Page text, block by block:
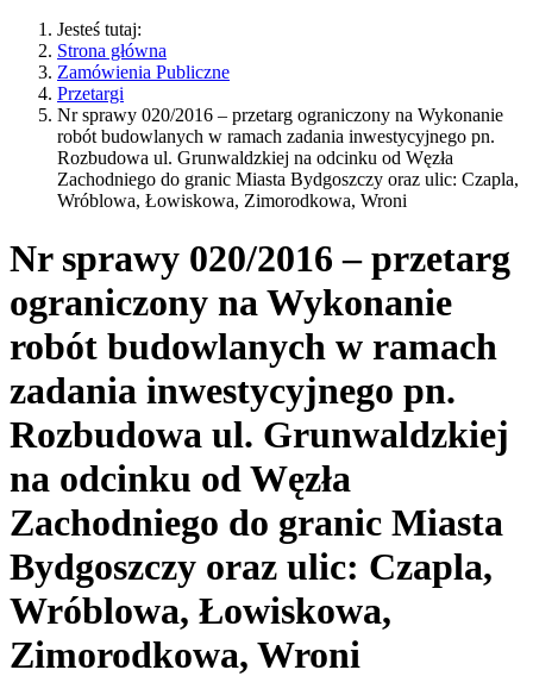
Jesteś tutaj:
Strona główna
Zamówienia Publiczne
Przetargi
Nr sprawy 020/2016 – przetarg ograniczony na Wykonanie
robót budowlanych w ramach zadania inwestycyjnego pn.
Rozbudowa ul. Grunwaldzkiej na odcinku od Węzła
Zachodniego do granic Miasta Bydgoszczy oraz ulic: Czapla,
Wróblowa, Łowiskowa, Zimorodkowa, Wroni
Nr sprawy 020/2016 – przetarg
ograniczony na Wykonanie
robót budowlanych w ramach
zadania inwestycyjnego pn.
Rozbudowa ul. Grunwaldzkiej
na odcinku od Węzła
Zachodniego do granic Miasta
Bydgoszczy oraz ulic: Czapla,
Wróblowa, Łowiskowa,
Zimorodkowa, Wroni